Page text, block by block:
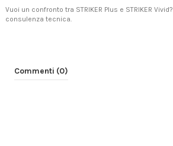
Vuoi un confronto tra STRIKER Plus e STRIKER Vivid?
consulenza tecnica.
Commenti (0)